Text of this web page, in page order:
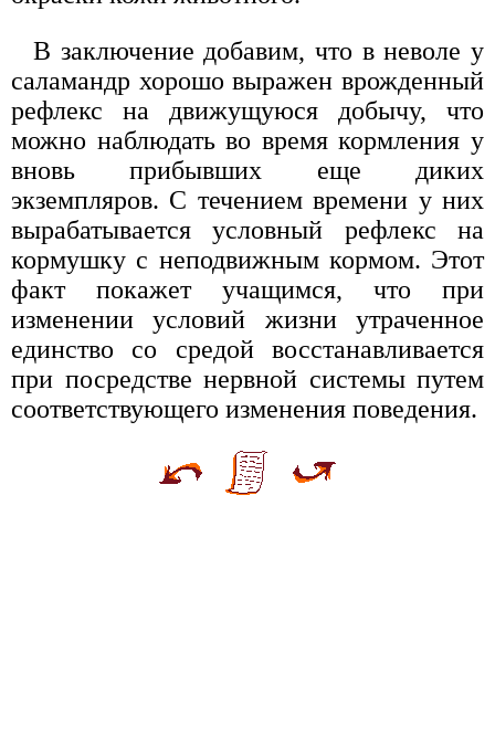
В заключение добавим, что в неволе у
саламандр хорошо выражен врожденный
рефлекс на движущуюся добычу, что
можно наблюдать во время кормления у
вновь прибывших еще диких
экземпляров. С течением времени у них
вырабатывается условный рефлекс на
кормушку с неподвижным кормом. Этот
факт покажет учащимся, что при
изменении условий жизни утраченное
единство со средой восстанавливается
при посредстве нервной системы путем
соответствующего изменения поведения.